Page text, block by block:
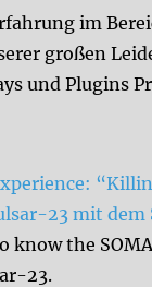
im
großen
und Plugins
23 mit dem
know the
23.